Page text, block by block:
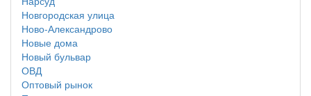
Новгородская улица
Ново-Александрово
Новые дома
Новый бульвар
ОВД
Оптовый рынок